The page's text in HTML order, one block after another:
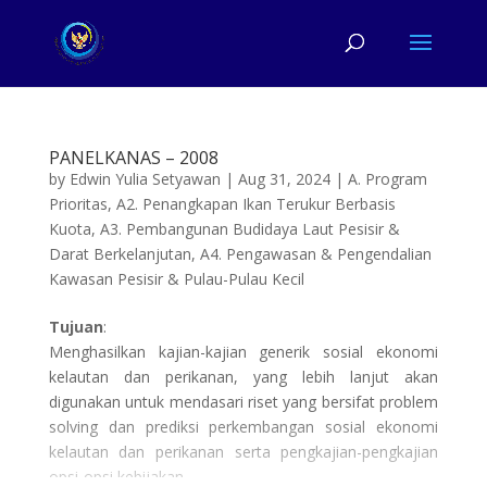
PANELKANAS – 2008
by Edwin Yulia Setyawan | Aug 31, 2024| A. Program
Prioritas, A2. Penangkapan Ikan Terukur Berbasis
Kuota, A3. Pembangunan Budidaya Laut Pesisir &
Darat Berkelanjutan, A4. Pengawasan & Pengendalian
Kawasan Pesisir & Pulau-Pulau Kecil
Tujuan:
Menghasilkan kajian-kajian generik sosial ekonomi
kelautan dan perikanan, yang lebih lanjut akan
digunakan untuk mendasari riset yang bersifat problem
solving dan prediksi perkembangan sosial ekonomi
kelautan dan perikanan serta pengkajian-pengkajian
opsi-opsi kebijakan